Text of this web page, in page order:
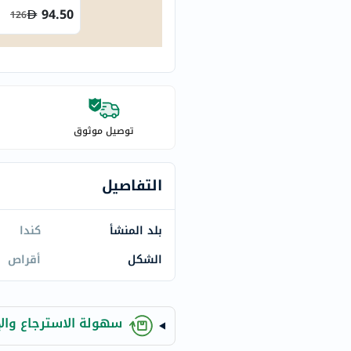
chek
activise
annemarie-
naturals
aveeno
freestylelibre
cetaphil
CHalpha
cerave
mustela
celimax
94.50
126
توصيل موثوق
التفاصيل
بلد المنشأ
كندا
الشكل
أقراص
سهولة الاسترجاع